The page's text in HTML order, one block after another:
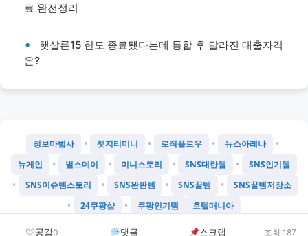
료 완전정리
햇살론15 한도 종료됐다는데 통합 후 달라진 대출자격
은?
공감0 댓글 스크랩 조회 187
정보마법사 • 챗지티미니 • 로직플로우 • 뉴스아레나 •
뉴게인 • 벌스데이 • 미니스토리 • SNS대란템 • SNS인기템
• SNS이슈템스토리 • SNS완판템 • SNS꿀템 • SNS꿀템저장소
• 24쿠팡샵 • 쿠팡인기템 호텔매니아
©2026 Chatgtmini 프로젝트